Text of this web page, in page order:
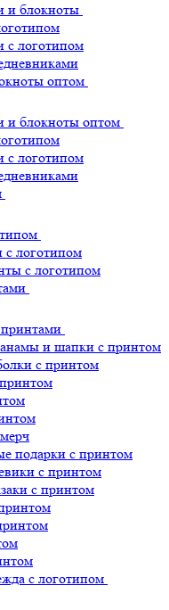
и блокноты
с логотипом
оптом
и блокноты оптом
с логотипом
с логотипом
с логотипом
и шапки с принтом
с принтом
подарки с принтом
с принтом
с принтом
с логотипом